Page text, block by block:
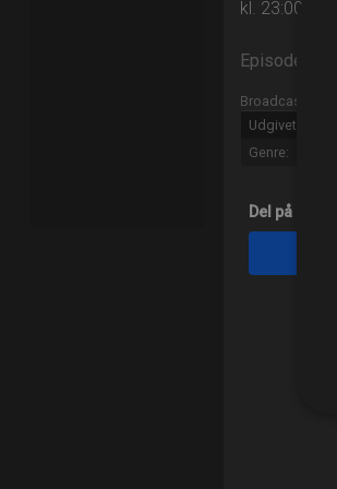
kl. 23:00 på
Episode 26
Broadcast info
Udgivet:
Genre:
Del på